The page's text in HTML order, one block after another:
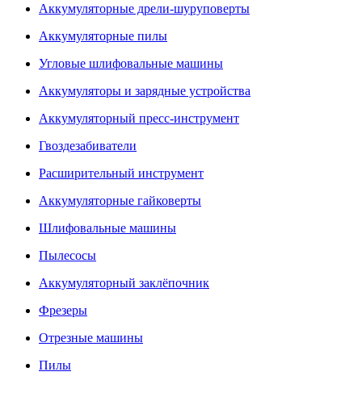
Аккумуляторные дрели-шуруповерты
Аккумуляторные пилы
Угловые шлифовальные машины
Аккумуляторы и зарядные устройства
Аккумуляторный пресс-инструмент
Гвоздезабиватели
Расширительный инструмент
Аккумуляторные гайковерты
Шлифовальные машины
Пылесосы
Аккумуляторный заклёпочник
Фрезеры
Отрезные машины
Пилы